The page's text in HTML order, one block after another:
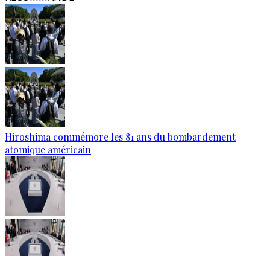
Hiroshima commémore les 81 ans du bombardement
atomique américain